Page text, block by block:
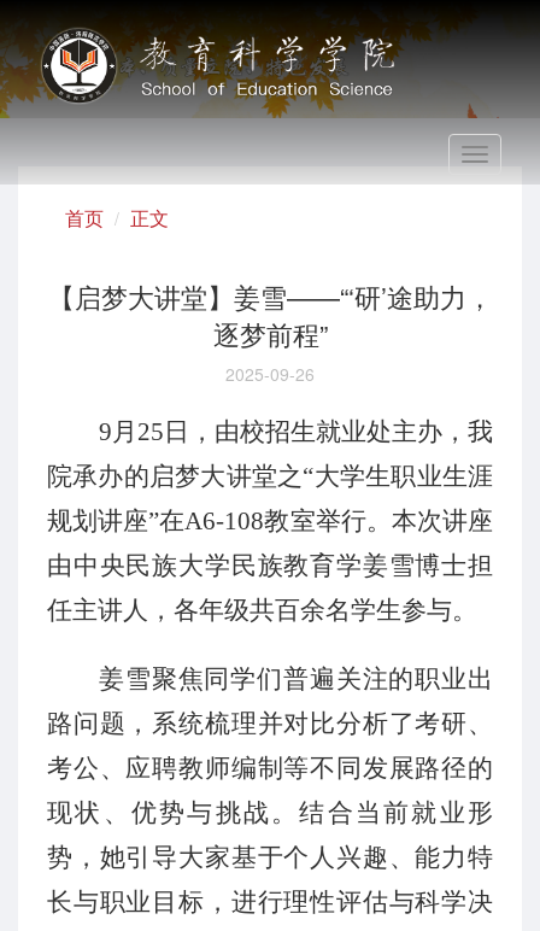
Toggle
首页 正文
【启梦大讲堂】姜雪——“‘研’途助力，
逐梦前程”
2025-09-26
9月25日，由校招生就业处主办，我
院承办的启梦大讲堂之“大学生职业生涯
规划讲座”在A6-108教室举行。本次讲座
由中央民族大学民族教育学姜雪博士担
任主讲人，各年级共百余名学生参与。
姜雪聚焦同学们普遍关注的职业出
路问题，系统梳理并对比分析了考研、
考公、应聘教师编制等不同发展路径的
现状、优势与挑战。结合当前就业形
势，她引导大家基于个人兴趣、能力特
长与职业目标，进行理性评估与科学决